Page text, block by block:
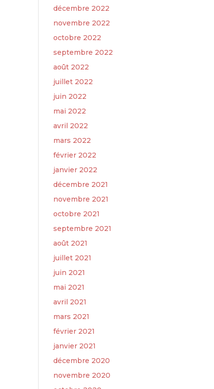
décembre 2022
novembre 2022
octobre 2022
septembre 2022
août 2022
juillet 2022
juin 2022
mai 2022
avril 2022
mars 2022
février 2022
janvier 2022
décembre 2021
novembre 2021
octobre 2021
septembre 2021
août 2021
juillet 2021
juin 2021
mai 2021
avril 2021
mars 2021
février 2021
janvier 2021
décembre 2020
novembre 2020